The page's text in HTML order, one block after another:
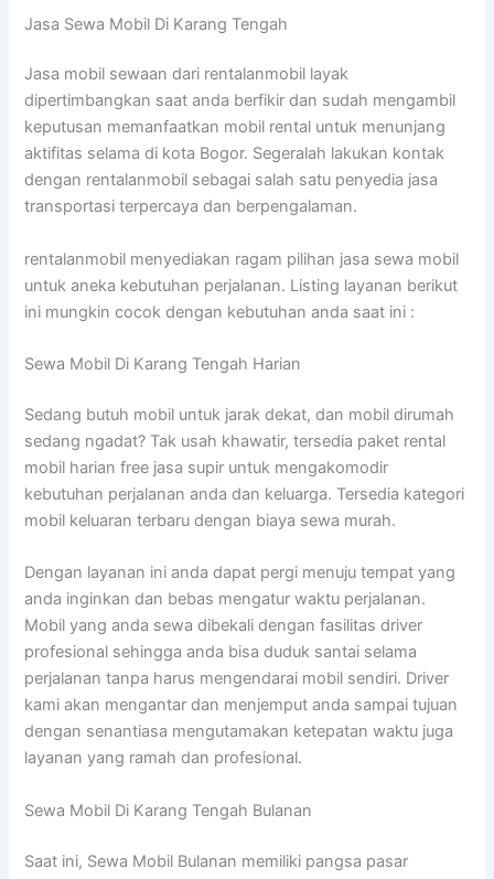
Jasa Sewa Mobil Di Karang Tengah
Jasa mobil sewaan dari rentalanmobil layak
dipertimbangkan saat anda berfikir dan sudah mengambil
keputusan memanfaatkan mobil rental untuk menunjang
aktifitas selama di kota Bogor. Segeralah lakukan kontak
dengan rentalanmobil sebagai salah satu penyedia jasa
transportasi terpercaya dan berpengalaman.
rentalanmobil menyediakan ragam pilihan jasa sewa mobil
untuk aneka kebutuhan perjalanan. Listing layanan berikut
ini mungkin cocok dengan kebutuhan anda saat ini :
Sewa Mobil Di Karang Tengah Harian
Sedang butuh mobil untuk jarak dekat, dan mobil dirumah
sedang ngadat? Tak usah khawatir, tersedia paket rental
mobil harian free jasa supir untuk mengakomodir
kebutuhan perjalanan anda dan keluarga. Tersedia kategori
mobil keluaran terbaru dengan biaya sewa murah.
Dengan layanan ini anda dapat pergi menuju tempat yang
anda inginkan dan bebas mengatur waktu perjalanan.
Mobil yang anda sewa dibekali dengan fasilitas driver
profesional sehingga anda bisa duduk santai selama
perjalanan tanpa harus mengendarai mobil sendiri. Driver
kami akan mengantar dan menjemput anda sampai tujuan
dengan senantiasa mengutamakan ketepatan waktu juga
layanan yang ramah dan profesional.
Sewa Mobil Di Karang Tengah Bulanan
Saat ini, Sewa Mobil Bulanan memiliki pangsa pasar